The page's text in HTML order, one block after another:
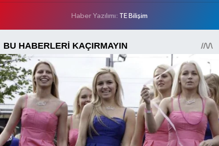
Haber Yazılımı: TE Bilişim